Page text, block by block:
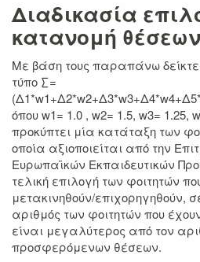
Διαδικασία
κατανομή θέσεων
Με βάση τους παραπάνω
τύπο ∑=
όπου w1= 1.0 , w2= 1.5, w3= 1.25,
προκύπτει μία κατάταξη των
οποία αξιοποιείται από την
Ευρωπαϊκών Εκπαιδευτικών
τελική επιλογή των φοιτητών
μετακινηθούν/επιχορηγηθούν,
αριθμός των φοιτητών που
είναι μεγαλύτερος από τον
προσφερόμενων θέσεων.